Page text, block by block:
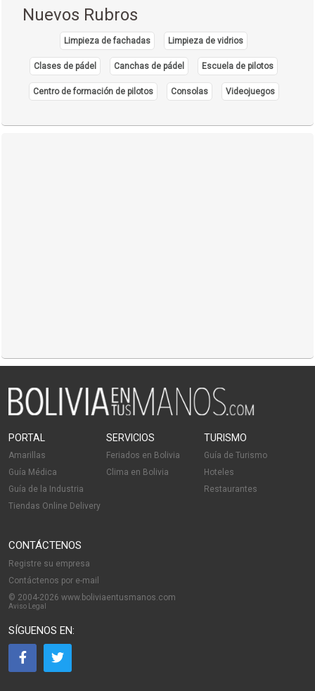
Nuevos Rubros
Limpieza de fachadas Limpieza de vidrios
Clases de pádel Canchas de pádel Escuela de pilotos
Centro de formación de pilotos Consolas Videojuegos
PORTAL
Amarillas
Guía Médica
Guía de la Industria
Tiendas Online Delivery
SERVICIOS
Feriados en Bolivia
Clima en Bolivia
TURISMO
Guía de Turismo
Hoteles
Restaurantes
CONTÁCTENOS
Registre su empresa
Contáctenos por e-mail
© 2004-2026 www.boliviaentusmanos.com
Aviso Legal
SÍGUENOS EN: